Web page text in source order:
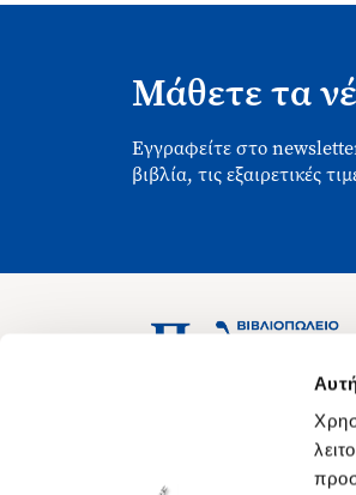
Μάθετε τα
Εγγραφείτε στο
βιβλία, τις εξαιρετικές
Ασκληπιού 1-3, Αθήνα 106 79